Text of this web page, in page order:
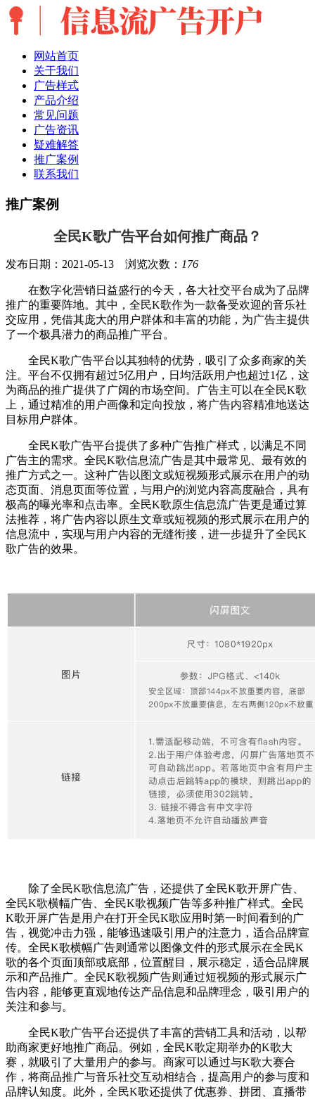
网站首页
关于我们
广告样式
产品介绍
常见问题
广告资讯
疑难解答
推广案例
联系我们
推广案例
全民K歌广告平台如何推广商品？
发布日期：2021-05-13 浏览次数： 176
在数字化营销日益盛行的今天，各大社交平台成为了品牌
推广的重要阵地。其中，全民K歌作为一款备受欢迎的音乐社
交应用，凭借其庞大的用户群体和丰富的功能，为广告主提供
了一个极具潜力的商品推广平台。
全民K歌广告平台以其独特的优势，吸引了众多商家的关
注。平台不仅拥有超过5亿用户，日均活跃用户也超过1亿，这
为商品的推广提供了广阔的市场空间。广告主可以在全民K歌
上，通过精准的用户画像和定向投放，将广告内容精准地送达
目标用户群体。
全民K歌广告平台提供了多种广告推广样式，以满足不同
广告主的需求。 全民K歌信息流广告是其中最常见、最有效的
推广方式之一。这种广告以图文或短视频形式展示在用户的动
态页面、消息页面等位置，与用户的浏览内容高度融合，具有
极高的曝光率和点击率。 全民K歌原生信息流广告更是通过算
法推荐，将广告内容以原生文章或短视频的形式展示在用户的
信息流中，实现与用户内容的无缝衔接，进一步提升了全民K
歌广告的效果。
除了全民K歌信息流广告，还提供了全民K歌开屏广告、
全民K歌横幅广告、 全民K歌视频广告等多种推广样式。 全民
K歌开屏广告是用户在打开全民K歌应用时第一时间看到的广
告，视觉冲击力强，能够迅速吸引用户的注意力，适合品牌宣
传。 全民K歌横幅广告则通常以图像文件的形式展示在全民K
歌的各个页面顶部或底部，位置醒目，展示稳定，适合品牌展
示和产品推广。 全民K歌视频广告则通过短视频的形式展示广
告内容，能够更直观地传达产品信息和品牌理念，吸引用户的
关注和参与。
全民K歌广告平台还提供了丰富的营销工具和活动，以帮
助商家更好地推广商品。例如，全民K歌定期举办的K歌大
赛，就吸引了大量用户的参与。商家可以通过与K歌大赛合
作，将商品推广与音乐社交互动相结合，提高用户的参与度和
品牌认知度。此外，全民K歌还提供了优惠券、拼团、直播带